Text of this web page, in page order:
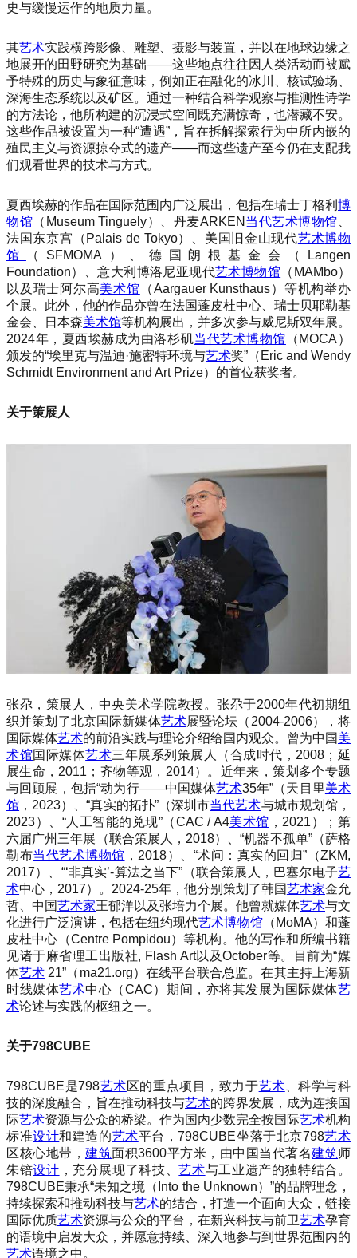
史与缓慢运作的地质力量。
其艺术实践横跨影像、雕塑、摄影与装置，并以在地球边缘之
地展开的田野研究为基础——这些地点往往因人类活动而被赋
予特殊的历史与象征意味，例如正在融化的冰川、核试验场、
深海生态系统以及矿区。通过一种结合科学观察与推测性诗学
的方法论，他所构建的沉浸式空间既充满惊奇，也潜藏不安。
这些作品被设置为一种“遭遇”，旨在拆解探索行为中所内嵌的
殖民主义与资源掠夺式的遗产——而这些遗产至今仍在支配我
们观看世界的技术与方式。
夏西埃赫的作品在国际范围内广泛展出，包括在瑞士丁格利 博
物馆 （Museum Tinguely）、丹麦ARKEN 当代艺术博物馆
法国东京宫（Palais de Tokyo）、美国旧金山现代艺术博物
馆
（SFMOMA）、德国朗根基金会（Langen
Foundation）、意大利博洛尼亚现代艺术博物馆 （MAMbo）
以及瑞士阿尔高美术馆 （Aargauer Kunsthaus）等机构举办
个展。此外，他的作品亦曾在法国蓬皮杜中心、瑞士贝耶勒基
金会、日本森美术馆等机构展出，并多次参与威尼斯双年展。
2024年，夏西埃赫成为由洛杉矶当代艺术博物馆 （MOCA）
颁发的“埃里克与温迪·施密特环境与艺术奖”（Eric and Wendy
Schmidt Environment and Art Prize）的首位获奖者。
关于策展人
张尕，策展人，中央美术学院教授。张尕于2000年代初期组
织并策划了北京国际新媒体艺术展暨论坛（2004-2006），将
国际媒体艺术的前沿实践与理论介绍给国内观众。曾为中国 美
术馆国际媒体艺术三年展系列策展人（合成时代，2008；延
展生命，2011；齐物等观，2014）。近年来，策划多个专题
与回顾展，包括“动为行——中国媒体艺术35年”（天目里美术
馆 ，2023）、“真实的拓扑”（深圳市当代艺术与城市规划馆，
2023）、“人工智能的兑现”（CAC / A4美术馆 ，2021）；第
六届广州三年展（联合策展人，2018）、“机器不孤单”（萨格
勒布当代艺术博物馆 ，2018）、“术问：真实的回归”（ZKM,
2017）、“‘非真实’-算法之当下”（联合策展人，巴塞尔电子艺
术中心，2017）。2024-25年，他分别策划了韩国艺术家金允
哲、中国艺术家王郁洋以及张培力个展。他曾就媒体艺术与文
化进行广泛演讲，包括在纽约现代艺术博物馆（MoMA）和蓬
皮杜中心（Centre Pompidou）等机构。他的写作和所编书籍
见诸于麻省理工出版社, Flash Art以及October等。目前为“媒
体艺术 21”（ma21.org）在线平台联合总监。在其主持上海新
时线媒体艺术中心（CAC）期间，亦将其发展为国际媒体艺
术论述与实践的枢纽之一。
关于798CUBE
798CUBE是798艺术区的重点项目，致力于艺术 、科学与科
技的深度融合，旨在推动科技与艺术的跨界发展，成为连接国
际艺术资源与公众的桥梁。作为国内少数完全按国际艺术机构
标准设计和建造的艺术平台，798CUBE坐落于北京798艺术
区核心地带， 建筑面积3600平方米，由中国当代著名建筑师
朱锫设计 ，充分展现了科技、艺术与工业遗产的独特结合。
798CUBE秉承“未知之境（Into the Unknown）”的品牌理念，
持续探索和推动科技与艺术的结合，打造一个面向大众，链接
国际优质艺术资源与公众的平台，在新兴科技与前卫艺术孕育
的语境中启发大众，并愿意持续、深入地参与到世界范围内的
艺术语境之中。